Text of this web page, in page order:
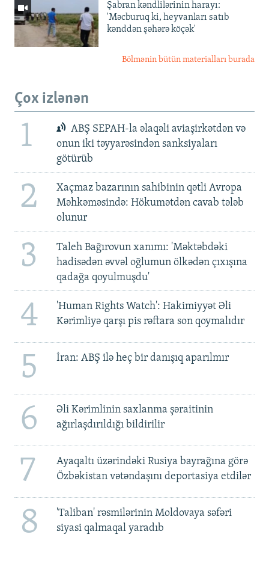
Şabran kəndlilərinin harayı:
'Məcburuq ki, heyvanları satıb
kənddən şəhərə köçək'
Bölmənin bütün materialları burada
Çox izlənən
1
ABŞ SEPAH-la əlaqəli aviaşirkətdən və
onun iki təyyarəsindən sanksiyaları
götürüb
2
Xaçmaz bazarının sahibinin qətli Avropa
Məhkəməsində: Hökumətdən cavab tələb
olunur
3
Taleh Bağırovun xanımı: 'Məktəbdəki
hadisədən əvvəl oğlumun ölkədən çıxışına
qadağa qoyulmuşdu'
4
'Human Rights Watch': Hakimiyyət Əli
Kərimliyə qarşı pis rəftara son qoymalıdır
5 İran: ABŞ ilə heç bir danışıq aparılmır
6
Əli Kərimlinin saxlanma şəraitinin
ağırlaşdırıldığı bildirilir
7
Ayaqaltı üzərindəki Rusiya bayrağına görə
Özbəkistan vətəndaşını deportasiya etdilər
8
'Taliban' rəsmilərinin Moldovaya səfəri
siyasi qalmaqal yaradıb